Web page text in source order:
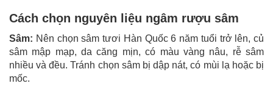
Cách chọn nguyên liệu ngâm rượu sâm
Sâm: Nên chọn sâm tươi Hàn Quốc 6 năm tuổi trở lên, củ
sâm mập mạp, da căng mịn, có màu vàng nâu, rễ sâm
nhiều và đều. Tránh chọn sâm bị dập nát, có mùi lạ hoặc bị
mốc.